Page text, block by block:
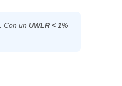
. Con un UWLR < 1%